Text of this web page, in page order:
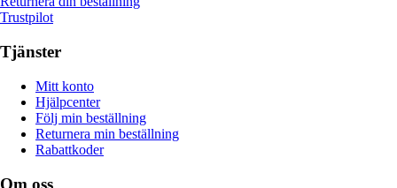
Trustpilot
Tjänster
Mitt konto
Hjälpcenter
Följ min beställning
Returnera min beställning
Rabattkoder
Om oss